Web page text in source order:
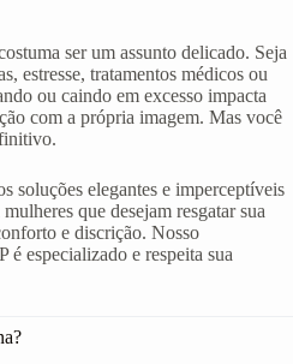
ser um assunto delicado. Seja
estresse, tratamentos médicos ou
ou caindo em excesso impacta
com a própria imagem. Mas você
soluções elegantes e imperceptíveis
que desejam resgatar sua
e discrição. Nosso
é especializado e respeita sua